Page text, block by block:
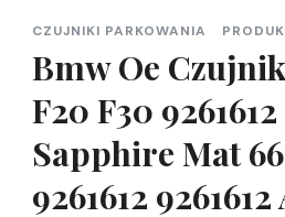
CZUJNIKI PARKOWANIA
Bmw Oe
F20 F30
Sapphire Mat
9261612 9261612